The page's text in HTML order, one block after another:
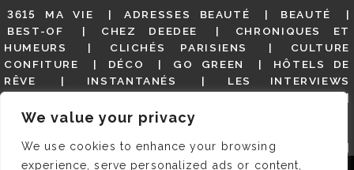
We value your privacy
We use cookies to enhance your browsing
experience, serve personalized ads or content,
3615 MA VIE ADRESSES BEAUTÉ
BEAUTÉ
BEST-OF
CHEZ DEEDEE
CHRONIQUES ET
HUMEURS
CLICHÉS PARISIENS
CULTURE
CONFITURE
DÉCO GO GREEN
HÔTELS DE
RÊVE
INSTANTANÉS
LES INTERVIEWS
MES ADRESSES
MODE NON CLASSÉ
GUIDE
PARIS EN PHOTOS
RESTAURANTS
REVUE DE PRESSE DÉTAILLÉE, SIOU PLAIT